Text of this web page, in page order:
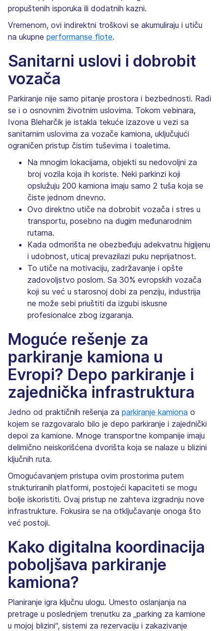
propuštenih isporuka ili dodatnih kazni.
Vremenom, ovi indirektni troškovi se akumuliraju i utiču
na ukupne performanse flote.
Sanitarni uslovi i dobrobit
vozača
Parkiranje nije samo pitanje prostora i bezbednosti. Radi
se i o osnovnim životnim uslovima. Tokom vebinara,
Ivona Bleharčik je istakla tekuće izazove u vezi sa
sanitarnim uslovima za vozače kamiona, uključujući
ograničen pristup čistim tuševima i toaletima.
Na mnogim lokacijama, objekti su nedovoljni za
broj vozila koja ih koriste. Neki parkinzi koji
opslužuju 200 kamiona imaju samo 2 tuša koja se
čiste jednom dnevno.
Ovo direktno utiče na dobrobit vozača i stres u
transportu, posebno na dugim međunarodnim
rutama.
Kada odmorišta ne obezbeđuju adekvatnu higijenu
i udobnost, uticaj prevazilazi puku neprijatnost.
To utiče na motivaciju, zadržavanje i opšte
zadovoljstvo poslom. Sa 30% evropskih vozača
koji su već u starosnoj dobi za penziju, industrija
ne može sebi priuštiti da izgubi iskusne
profesionalce zbog izgaranja.
Moguće rešenje za
parkiranje kamiona u
Evropi? Depo parkiranje i
zajednička infrastruktura
Jedno od praktičnih rešenja za parkiranje kamiona o
kojem se razgovaralo bilo je depo parkiranje i zajednički
depoi za kamione. Mnoge transportne kompanije imaju
delimično neiskorišćena dvorišta koja se nalaze u blizini
ključnih ruta.
Omogućavanjem pristupa ovim prostorima putem
strukturiranih platformi, postojeći kapaciteti se mogu
bolje iskoristiti. Ovaj pristup ne zahteva izgradnju nove
infrastrukture. Fokusira se na otključavanje onoga što
već postoji.
Kako digitalna koordinacija
poboljšava parkiranje
kamiona?
Planiranje igra ključnu ulogu. Umesto oslanjanja na
pretrage u poslednjem trenutku za „parking za kamione
u mojoj blizini“, sistemi za rezervaciju i zakazivanje